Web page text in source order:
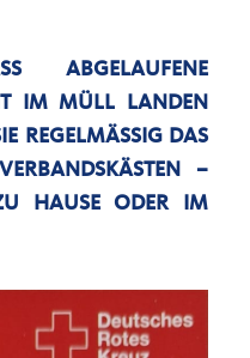
ABGELAUFENE
IM MÜLL LANDEN
REGELMÄSSIG DAS A
– O
ODER IM S